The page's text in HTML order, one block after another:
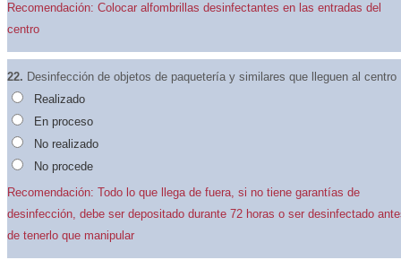
Recomendación: Colocar alfombrillas desinfectantes en las entradas del
centro
22. Desinfección de objetos de paquetería y similares que lleguen al centro
Realizado
En proceso
No realizado
No procede
Recomendación: Todo lo que llega de fuera, si no tiene garantías de
desinfección, debe ser depositado durante 72 horas o ser desinfectado
de tenerlo que manipular